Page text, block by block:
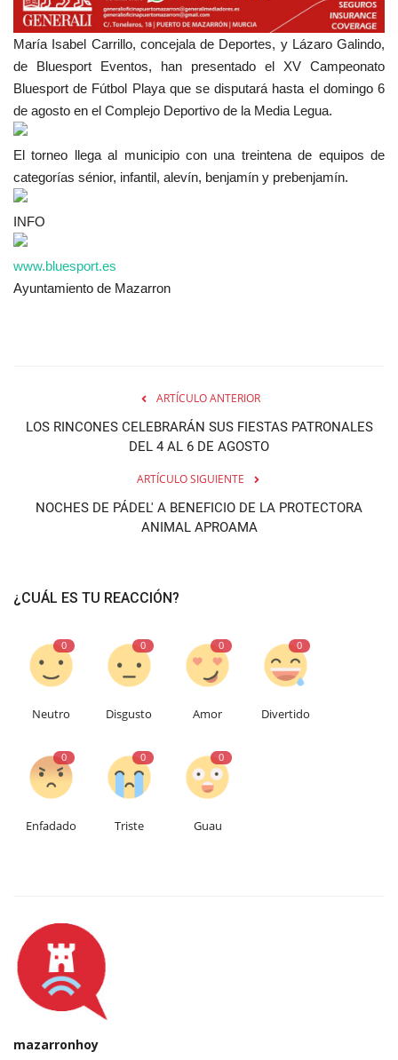
María Isabel Carrillo, concejala de Deportes, y Lázaro Galindo,
de Bluesport Eventos, han presentado el XV Campeonato
Bluesport de Fútbol Playa que se disputará hasta el domingo 6
de agosto en el Complejo Deportivo de la Media Legua.
El torneo llega al municipio con una treintena de equipos de
categorías sénior, infantil, alevín, benjamín y prebenjamín.
INFO
www.bluesport.es
Ayuntamiento de Mazarron
ARTÍCULO ANTERIOR
LOS RINCONES CELEBRARÁN SUS FIESTAS PATRONALES
DEL 4 AL 6 DE AGOSTO
ARTÍCULO SIGUIENTE
NOCHES DE PÁDEL' A BENEFICIO DE LA PROTECTORA
ANIMAL APROAMA
¿CUÁL ES TU REACCIÓN?
0
Neutro
0
Disgusto
0
Amor
0
Divertido
0
Enfadado
0
Triste
0
Guau
mazarronhoy